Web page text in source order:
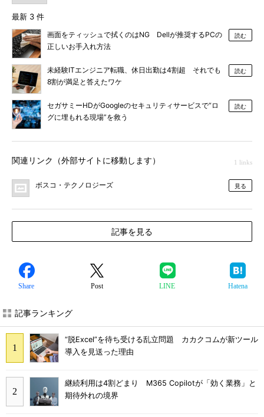
最新 3 件
画面をティッシュで拭くのはNG Dellが推奨するPCの
正しいお手入れ方法
読む
未経験ITエンジニア転職、休日出勤は4割超 それでも
8割が満足と答えたワケ
読む
セガサミーHDがGoogleのセキュリティサービスで“ロ
グに埋もれる現場”を救う
読む
関連リンク（外部サイトに移動します） 1 links
ボスコ・テクノロジーズ 見る
記事を見る
Share Post LINE Hatena
記事ランキング
“脱Excel”を待ち受ける乱立問題 カカクコムが新ツール
導入を見送った理由
継続利用は4割どまり M365 Copilotが「効く業務」と
期待外れの境界